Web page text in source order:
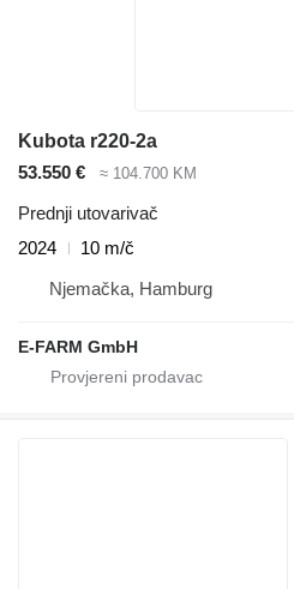
Kubota r220-2a
53.550 €
≈ 104.700 KM
Prednji utovarivač
2024
10 m/č
Njemačka, Hamburg
E-FARM GmbH